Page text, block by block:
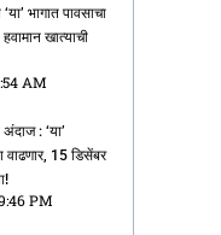
भागात पावसाचा
खात्याची
AM
अंदाज : ‘या’
वाढणार, 15 डिसेंबर
PM